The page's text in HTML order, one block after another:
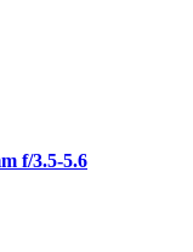
f/3.5-5.6